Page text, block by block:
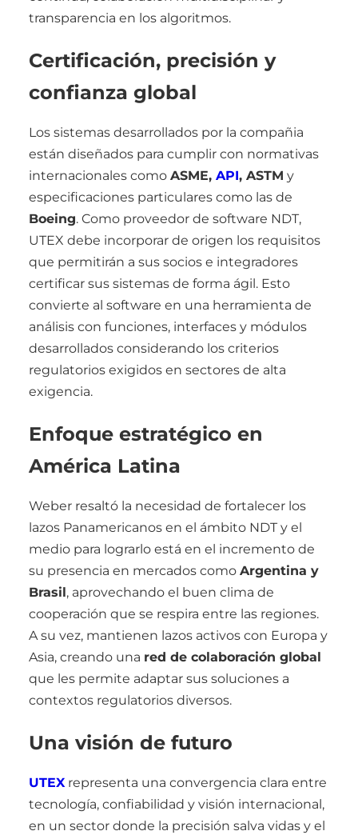
transparencia en los algoritmos.
Certificación, precisión y
confianza global
Los sistemas desarrollados por la compañia
están diseñados para cumplir con normativas
internacionales como ASME, API, ASTM y
especificaciones particulares como las de
Boeing. Como proveedor de software NDT,
UTEX debe incorporar de origen los requisitos
que permitirán a sus socios e integradores
certificar sus sistemas de forma ágil. Esto
convierte al software en una herramienta de
análisis con funciones, interfaces y módulos
desarrollados considerando los criterios
regulatorios exigidos en sectores de alta
exigencia.
Enfoque estratégico en
América Latina
Weber resaltó la necesidad de fortalecer los
lazos Panamericanos en el ámbito NDT y el
medio para lograrlo está en el incremento de
su presencia en mercados como Argentina y
Brasil, aprovechando el buen clima de
cooperación que se respira entre las regiones.
A su vez, mantienen lazos activos con Europa y
Asia, creando una red de colaboración global
que les permite adaptar sus soluciones a
contextos regulatorios diversos.
Una visión de futuro
UTEXrepresenta una convergencia clara entre
tecnología, confiabilidad y visión internacional,
en un sector donde la precisión salva vidas y el